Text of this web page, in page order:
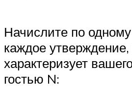
Начислите по
каждое утверждение,
характеризует
гостью N: